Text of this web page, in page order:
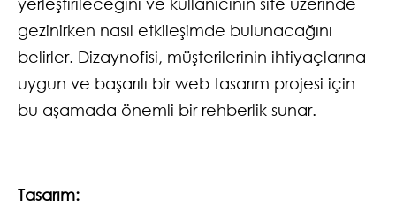
gezinirken nasıl etkileşimde bulunacağını
belirler. Dizaynofisi, müşterilerinin ihtiyaçlarına
uygun ve başarılı bir web tasarım projesi için
bu aşamada önemli bir rehberlik sunar.
Tasarım: